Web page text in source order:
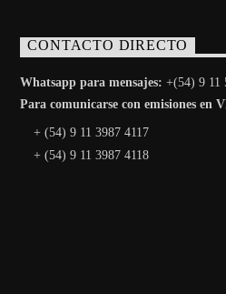
CONTACTO DIRECTO
Whatsapp para mensajes: +(54) 9 11
Para comunicarse con emisiones en
+ (54) 9 11 3987 4117
+ (54) 9 11 3987 4118